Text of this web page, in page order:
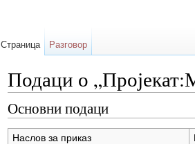
Подаци о
Иди на:навигацију,претрагу
Основни подаци
Наслов за приказ
Страница Разговор